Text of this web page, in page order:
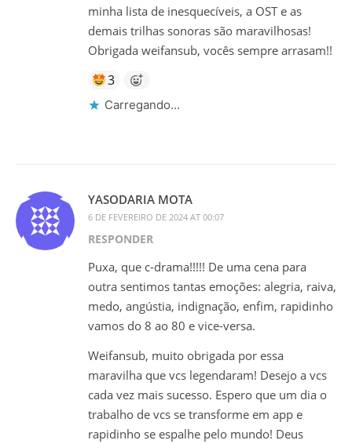
minha lista de inesquecíveis, a OST e as
demais trilhas sonoras são maravilhosas!
Obrigada weifansub, vocês sempre arrasam!!
3
Carregando...
YASODARIA MOTA
6 DE FEVEREIRO DE 2024 AT 00:07
RESPONDER
Puxa, que c-drama!!!!! De uma cena para
outra sentimos tantas emoções: alegria, raiva,
medo, angústia, indignação, enfim, rapidinho
vamos do 8 ao 80 e vice-versa.
Weifansub, muito obrigada por essa
maravilha que vcs legendaram! Desejo a vcs
cada vez mais sucesso. Espero que um dia o
trabalho de vcs se transforme em app e
rapidinho se espalhe pelo mundo! Deus